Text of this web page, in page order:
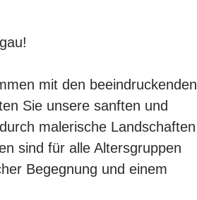
mit den beeindruckenden
Sie unsere sanften und
malerische Landschaften
sind für alle Altersgruppen
Begegnung und einem